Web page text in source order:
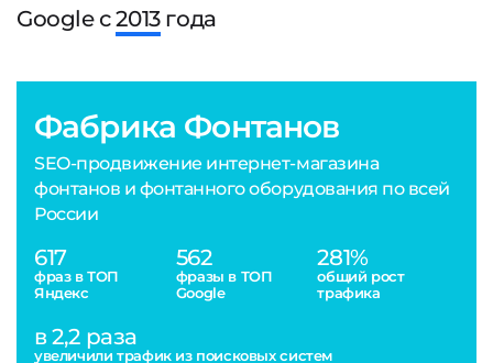
Google с2013года
Фабрика Фонтанов
SEO-продвижение интернет-магазина
фонтанов и фонтанного оборудования по всей
России
617
фраз в ТОП
Яндекс
562
фразы в ТОП
Google
281%
общий рост
трафика
в 2,2 раза
увеличили трафик из поисковых систем